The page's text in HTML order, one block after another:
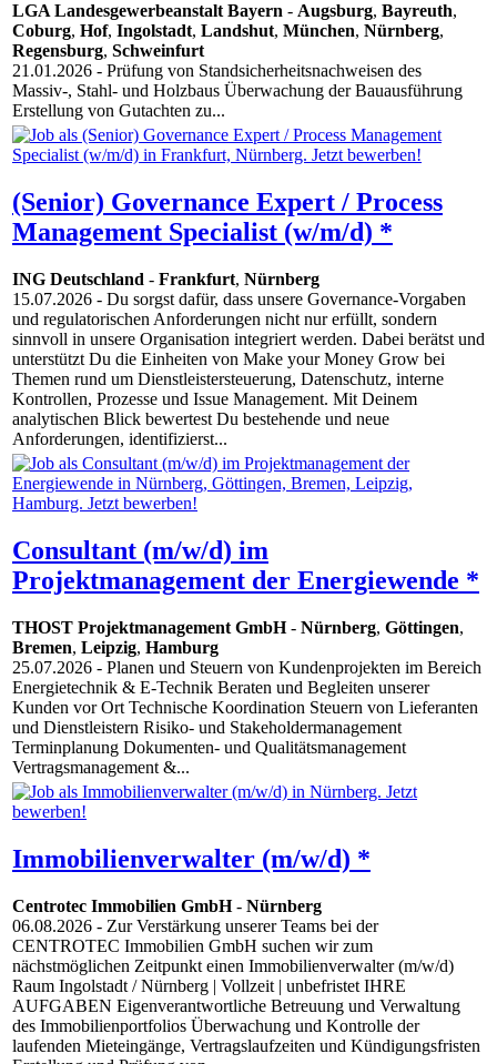
LGA Landesgewerbeanstalt Bayern - Augsburg, Bayreuth,
Coburg, Hof, Ingolstadt, Landshut, München, Nürnberg,
Regensburg, Schweinfurt
21.01.2026 - Prüfung von Standsicherheitsnachweisen des
Massiv-, Stahl- und Holzbaus Überwachung der Bauausführung
Erstellung von Gutachten zu...
(Senior) Governance Expert / Process
Management Specialist (w/m/d) *
ING Deutschland - Frankfurt, Nürnberg
15.07.2026 - Du sorgst dafür, dass unsere Governance-Vorgaben
und regulatorischen Anforderungen nicht nur erfüllt, sondern
sinnvoll in unsere Organisation integriert werden. Dabei berätst und
unterstützt Du die Einheiten von Make your Money Grow bei
Themen rund um Dienstleistersteuerung, Datenschutz, interne
Kontrollen, Prozesse und Issue Management. Mit Deinem
analytischen Blick bewertest Du bestehende und neue
Anforderungen, identifizierst...
Consultant (m/w/d) im
Projektmanagement der Energiewende *
THOST Projektmanagement GmbH- Nürnberg, Göttingen,
Bremen, Leipzig, Hamburg
25.07.2026 - Planen und Steuern von Kundenprojekten im Bereich
Energietechnik & E-Technik Beraten und Begleiten unserer
Kunden vor Ort Technische Koordination Steuern von Lieferanten
und Dienstleistern Risiko- und Stakeholdermanagement
Terminplanung Dokumenten- und Qualitätsmanagement
Vertragsmanagement &...
Immobilienverwalter (m/w/d) *
Centrotec Immobilien GmbH- Nürnberg
06.08.2026 - Zur Verstärkung unserer Teams bei der
CENTROTEC Immobilien GmbH suchen wir zum
nächstmöglichen Zeitpunkt einen Immobilienverwalter (m/w/d)
Raum Ingolstadt / Nürnberg | Vollzeit | unbefristet IHRE
AUFGABEN Eigenverantwortliche Betreuung und Verwaltung
des Immobilienportfolios Überwachung und Kontrolle der
laufenden Mieteingänge, Vertragslaufzeiten und Kündigungsfristen